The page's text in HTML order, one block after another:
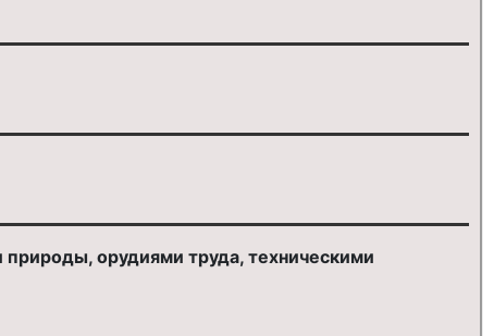
орудиями труда, техническими